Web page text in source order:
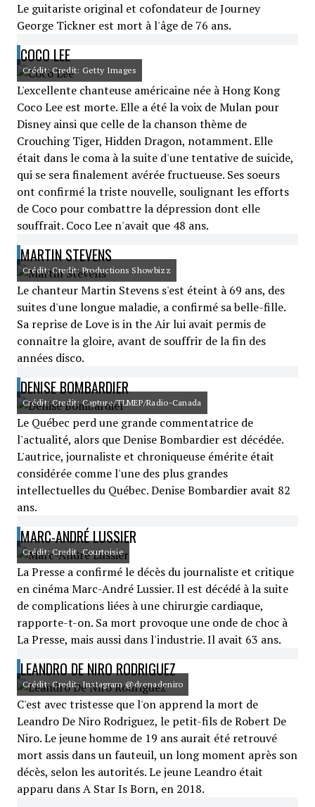
Le guitariste original et cofondateur de Journey
George Tickner est mort à l'âge de 76 ans.
COCO LEE
Crédit: Credit: Getty Images
L'excellente chanteuse américaine née à Hong Kong
Coco Lee est morte. Elle a été la voix de Mulan pour
Disney ainsi que celle de la chanson thème de
Crouching Tiger, Hidden Dragon, notamment. Elle
était dans le coma à la suite d'une tentative de suicide,
qui se sera finalement avérée fructueuse. Ses soeurs
ont confirmé la triste nouvelle, soulignant les efforts
de Coco pour combattre la dépression dont elle
souffrait. Coco Lee n'avait que 48 ans.
MARTIN STEVENS
Crédit: Credit: Productions Showbizz
Le chanteur Martin Stevens s'est éteint à 69 ans, des
suites d'une longue maladie, a confirmé sa belle-fille.
Sa reprise de Love is in the Air lui avait permis de
connaître la gloire, avant de souffrir de la fin des
années disco.
DENISE BOMBARDIER
Crédit: Credit: Capture/TLMEP/Radio-Canada
Le Québec perd une grande commentatrice de
l'actualité, alors que Denise Bombardier est décédée.
L'autrice, journaliste et chroniqueuse émérite était
considérée comme l'une des plus grandes
intellectuelles du Québec. Denise Bombardier avait 82
ans.
MARC-ANDRÉ LUSSIER
Crédit: Credit: Courtoisie
La Presse a confirmé le décès du journaliste et critique
en cinéma Marc-André Lussier. Il est décédé à la suite
de complications liées à une chirurgie cardiaque,
rapporte-t-on. Sa mort provoque une onde de choc à
La Presse, mais aussi dans l'industrie. Il avait 63 ans.
LEANDRO DE NIRO RODRIGUEZ
Crédit: Credit: Instagram @drenadeniro
C'est avec tristesse que l'on apprend la mort de
Leandro De Niro Rodriguez, le petit-fils de Robert De
Niro. Le jeune homme de 19 ans aurait été retrouvé
mort assis dans un fauteuil, un long moment après son
décès, selon les autorités. Le jeune Leandro était
apparu dans A Star Is Born, en 2018.